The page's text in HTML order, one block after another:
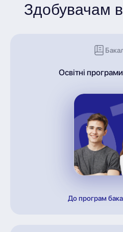
Здобувачам
Освітні
До програм